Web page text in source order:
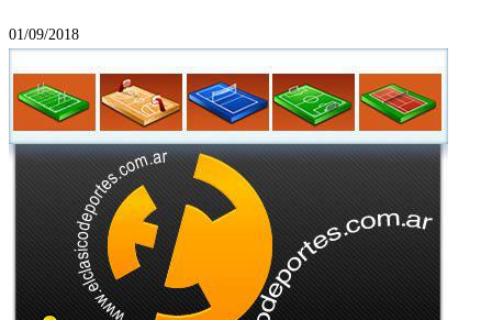
01/09/2018